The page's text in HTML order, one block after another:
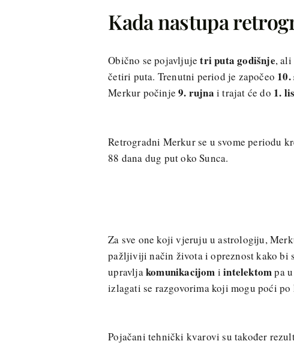
Kada nastupa
Obično se pojavljuje tri puta godišnje, ali
četiri puta. Trenutni period je započeo
Merkur počinje9. rujna i trajat će do 1.
Retrogradni Merkur se u svome periodu
88 dana dug put oko Sunca.
Za sve one koji vjeruju u astrologiju,
pažljiviji način života i opreznost kako bi
upravlja komunikacijom iintelektompa
izlagati se razgovorima koji mogu poći
Pojačani tehnički kvarovi su također